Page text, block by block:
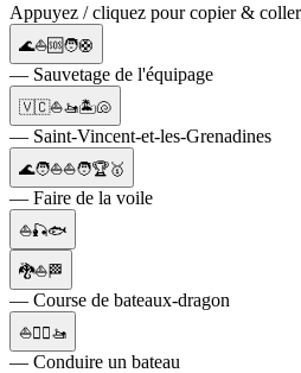
Appuyez / cliquez pour copier & coller
🌊⛵🆘🧑🛟
— Sauvetage de l'équipage
🇻🇨⛵🚤🏝️🐚
— Saint-Vincent-et-les-Grenadines
🌊🧑⛵⛵🧑🏆🥇
— Faire de la voile
⛵🎣🐟
🐉⛵🏁
— Course de bateaux-dragon
⛵🚣‍♀️🚤
— Conduire un bateau